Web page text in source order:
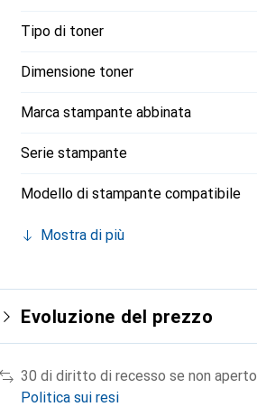
Tipo di toner
Dimensione toner
Marca stampante abbinata
Serie stampante
Modello di stampante compatibile
Mostra di più
Evoluzione del prezzo
30 di diritto di recesso se non aperto
Politica sui resi